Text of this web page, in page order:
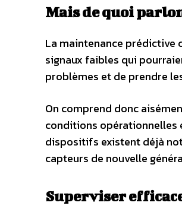
Mais de quoi
La maintenance prédictive
signaux faibles qui
problèmes et de prendre
On comprend donc
conditions opérationnelles
dispositifs existent déjà
capteurs de nouvelle
Superviser